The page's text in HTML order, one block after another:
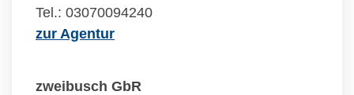
Tel.: 03070094240
zur Agentur
zweibusch GbR